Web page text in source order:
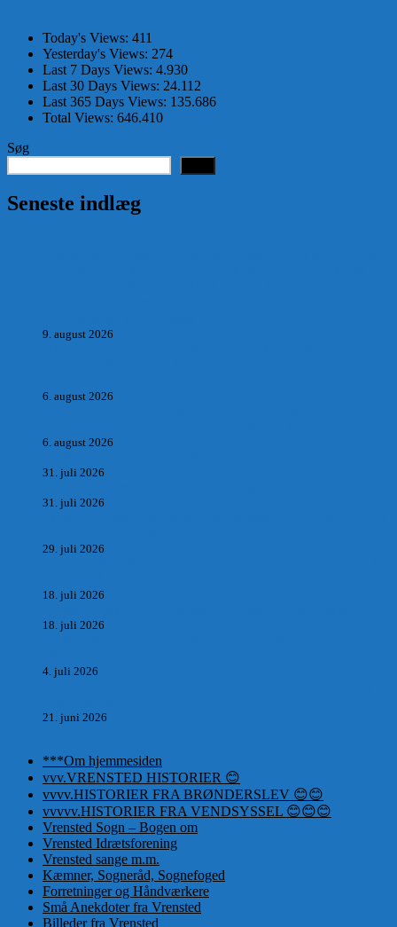
Today's Views: 411
Yesterday's Views: 274
Last 7 Days Views: 4.930
Last 30 Days Views: 24.112
Last 365 Days Views: 135.686
Total Views: 646.410
Søg
Seneste indlæg
9. august 2026
6. august 2026
6. august 2026
31. juli 2026
31. juli 2026
29. juli 2026
18. juli 2026
18. juli 2026
4. juli 2026
21. juni 2026
***Om hjemmesiden
vvv.VRENSTED HISTORIER 😊
vvvv.HISTORIER FRA BRØNDERSLEV 😊😊
vvvvv.HISTORIER FRA VENDSYSSEL 😊😊😊
Vrensted Sogn – Bogen om
Vrensted Idrætsforening
Vrensted sange m.m.
Kæmner, Sogneråd, Sognefoged
Forretninger og Håndværkere
Små Anekdoter fra Vrensted
Billeder fra Vrensted